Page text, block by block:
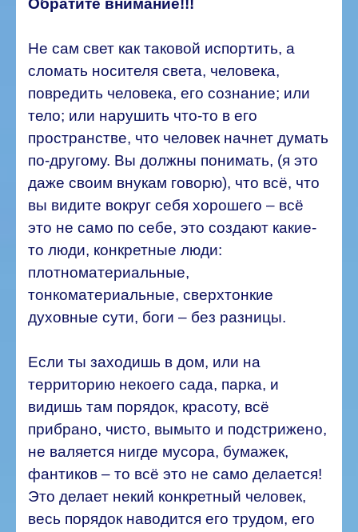
Обратите внимание!!!
Не сам свет как таковой испортить, а
сломать носителя света, человека,
повредить человека, его сознание; или
тело; или нарушить что-то в его
пространстве, что человек начнет думать
по-другому. Вы должны понимать, (я это
даже своим внукам говорю), что всё, что
вы видите вокруг себя хорошего – всё
это не само по себе, это создают какие-
то люди, конкретные люди:
плотноматериальные,
тонкоматериальные, сверхтонкие
духовные сути, боги – без разницы.
Если ты заходишь в дом, или на
территорию некоего сада, парка, и
видишь там порядок, красоту, всё
прибрано, чисто, вымыто и подстрижено,
не валяется нигде мусора, бумажек,
фантиков – то всё это не само делается!
Это делает некий конкретный человек,
весь порядок наводится его трудом, его